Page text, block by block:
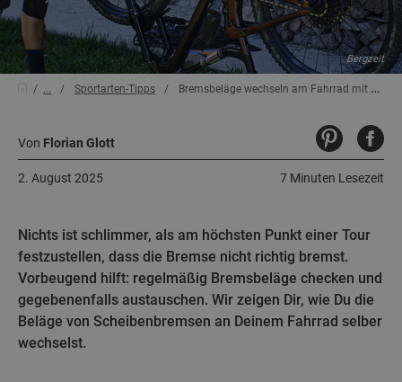
Bergzeit
... Sportarten-Tipps Bremsbeläge wechseln am Fahrrad mit Scheibenbremse
Von Florian Glott
7 Minuten Lesezeit
2. August 2025
Nichts ist schlimmer, als am höchsten Punkt einer Tour
festzustellen, dass die Bremse nicht richtig bremst.
Vorbeugend hilft: regelmäßig Bremsbeläge checken und
gegebenenfalls austauschen. Wir zeigen Dir, wie Du die
Beläge von Scheibenbremsen an Deinem Fahrrad selber
wechselst.